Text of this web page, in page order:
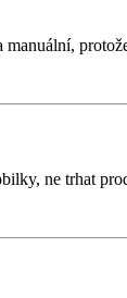
ne trhat